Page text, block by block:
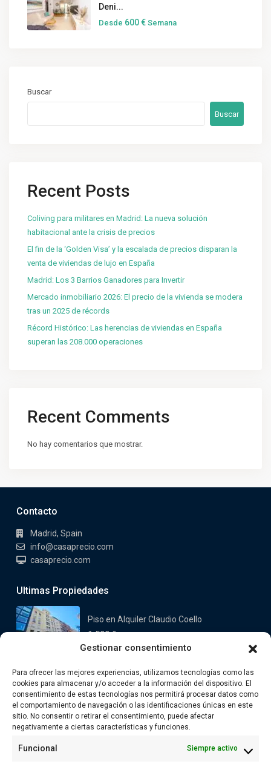
Gestionar consentimiento
Para ofrecer las mejores experiencias, utilizamos tecnologías como las
cookies para almacenar y/o acceder a la información del dispositivo. El
consentimiento de estas tecnologías nos permitirá procesar datos como
el comportamiento de navegación o las identificaciones únicas en este
sitio. No consentir o retirar el consentimiento, puede afectar
negativamente a ciertas características y funciones.
Funcional Siempre activo
Deni...
Desde 600 € Semana
Buscar
Buscar
Recent Posts
Coliving para militares en Madrid: La nueva solución
habitacional ante la crisis de precios
El fin de la ‘Golden Visa’ y la escalada de precios disparan la
venta de viviendas de lujo en España
Madrid: Los 3 Barrios Ganadores para Invertir
Mercado inmobiliario 2026: El precio de la vivienda se modera
tras un 2025 de récords
Récord Histórico: Las herencias de viviendas en España
superan las 208.000 operaciones
Recent Comments
No hay comentarios que mostrar.
Contacto
Madrid, Spain
info@casaprecio.com
casaprecio.com
Ultimas Propiedades
Piso en Alquiler Claudio Coello
1.590 €
Oeste
749.000 €
Enlaces